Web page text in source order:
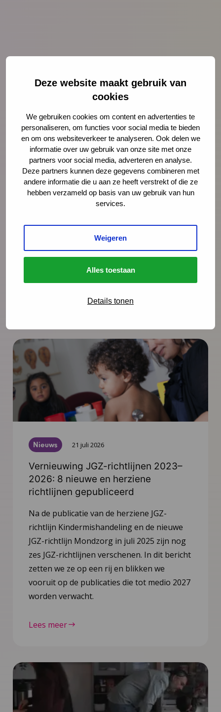
Deze website maakt gebruik van
cookies
We gebruiken cookies om content en advertenties te
personaliseren, om functies voor social media te bieden
en om ons websiteverkeer te analyseren. Ook delen we
informatie over uw gebruik van onze site met onze
partners voor social media, adverteren en analyse.
Deze partners kunnen deze gegevens combineren met
andere informatie die u aan ze heeft verstrekt of die ze
hebben verzameld op basis van uw gebruik van hun
services.
Weigeren
Alles toestaan
Details tonen
Nieuws 4 augustus 2026
Opinie: Vakantie? De stress van
ouders loopt alleen maar op
hen te hulp, noteert Igor Ivakic, directeur-
bestuurder van het Nederlands Centrum
Jeugdgezondheid.
Nieuws 21 juli 2026
Vernieuwing JGZ-richtlijnen 2023–
2026: 8 nieuwe en herziene
richtlijnen gepubliceerd
Na de publicatie van de herziene JGZ-
richtlijn Kindermishandeling en de nieuwe
JGZ-richtlijn Mondzorg in juli 2025 zijn nog
zes JGZ-richtlijnen verschenen. In dit bericht
zetten we ze op een rij en blikken we
vooruit op de publicaties die tot medio 2027
worden verwacht.
Lees meer